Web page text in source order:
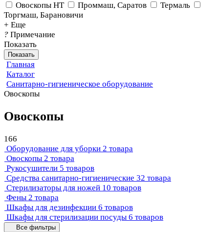
Овоскопы НТ
Проммаш, Саратов
Термаль
Торгмаш, Барановичи
+ Еще
? Примечание
Показать
Показать
Главная
Каталог
Санитарно-гигиеническое оборудование
Овоскопы
Овоскопы
166
Оборудование для уборки 2 товара
Овоскопы 2 товара
Рукосушители 5 товаров
Средства санитарно-гигиенические 32 товара
Стерилизаторы для ножей 10 товаров
Фены 2 товара
Шкафы для дезинфекции 6 товаров
Шкафы для стерилизации посуды 6 товаров
Все фильтры